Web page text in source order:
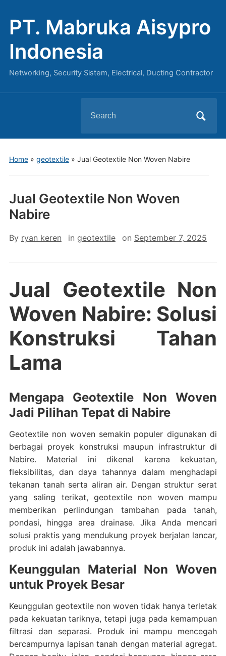
PT. Mabruka Aisypro
Indonesia
Networking, Security Sistem, Electrical, Ducting Contractor
for:
Home» geotextile» Jual Geotextile Non Woven Nabire
Jual Geotextile Non Woven
Nabire
By ryan keren in geotextile on September 7, 2025
Jual Geotextile Non
Woven Nabire: Solusi
Konstruksi Tahan
Lama
Mengapa Geotextile Non Woven
Jadi Pilihan Tepat di Nabire
Geotextile non woven semakin populer digunakan di
berbagai proyek konstruksi maupun infrastruktur di
Nabire. Material ini dikenal karena kekuatan,
fleksibilitas, dan daya tahannya dalam menghadapi
tekanan tanah serta aliran air. Dengan struktur serat
yang saling terikat, geotextile non woven mampu
memberikan perlindungan tambahan pada tanah,
pondasi, hingga area drainase. Jika Anda mencari
solusi praktis yang mendukung proyek berjalan lancar,
produk ini adalah jawabannya.
Keunggulan Material Non Woven
untuk Proyek Besar
Keunggulan geotextile non woven tidak hanya terletak
pada kekuatan tariknya, tetapi juga pada kemampuan
filtrasi dan separasi. Produk ini mampu mencegah
bercampurnya lapisan tanah dengan material agregat.